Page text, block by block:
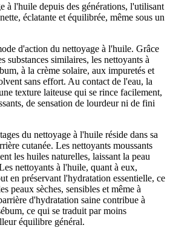
à l'huile depuis des générations, l'utilisant
éclatante et équilibrée, même sous un
d'action du nettoyage à l'huile. Grâce
substances similaires, les nettoyants à
à la crème solaire, aux impuretés et
sans effort. Au contact de l'eau, la
texture laiteuse qui se rince facilement,
de sensation de lourdeur ni de fini
du nettoyage à l'huile réside dans sa
cutanée. Les nettoyants moussants
les huiles naturelles, laissant la peau
nettoyants à l'huile, quant à eux,
en préservant l'hydratation essentielle, ce
peaux sèches, sensibles et même à
d'hydratation saine contribue à
ce qui se traduit par moins
équilibre général.